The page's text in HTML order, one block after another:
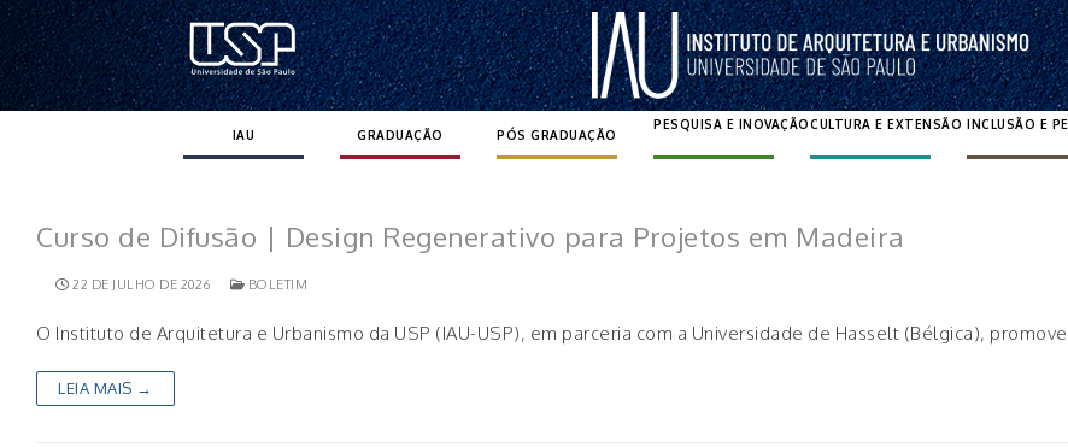
Pular
para
o
Pesquisar por:
IAU GRADUAÇÃO PÓS GRADUAÇÃO
PESQUISA E INOVAÇÃOCULTURA E EXTENSÃO INCLUSÃO E
Curso de Difusão | Design Regenerativo para Projetos em Madeira
22 DE JULHO DE 2026 BOLETIM
O Instituto de Arquitetura e Urbanismo da USP (IAU-USP), em parceria com a Universidade de Hasselt (Bélgica),
LEIA MAIS →